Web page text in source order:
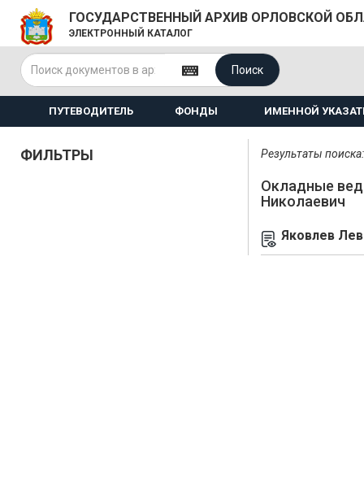
ГОСУДАРСТВЕННЫЙ АРХИВ ОРЛОВСКОЙ
ЭЛЕКТРОННЫЙ КАТАЛОГ
Поиск
ПУТЕВОДИТЕЛЬ ФОНДЫ ИМЕННОЙ
ФИЛЬТРЫ Результаты
Окладные
Николаевич
Яковлев